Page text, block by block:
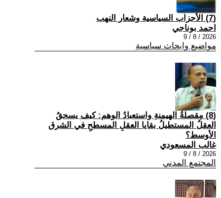
(7) الأحزاب السياسية وشعار النهب
احمد بوناجي
2026 / 8 / 9
مواضيع وابحاث سياسية
(8) مِقصلةُ الهيمنةِ واستعبادُ الوهم: كيف يسحقُ
العقلُ المستطيلُ بقايا العقلِ المسطحِ في الشرق
الأوسط؟
غالب المسعودي
2026 / 8 / 9
المجتمع المدني